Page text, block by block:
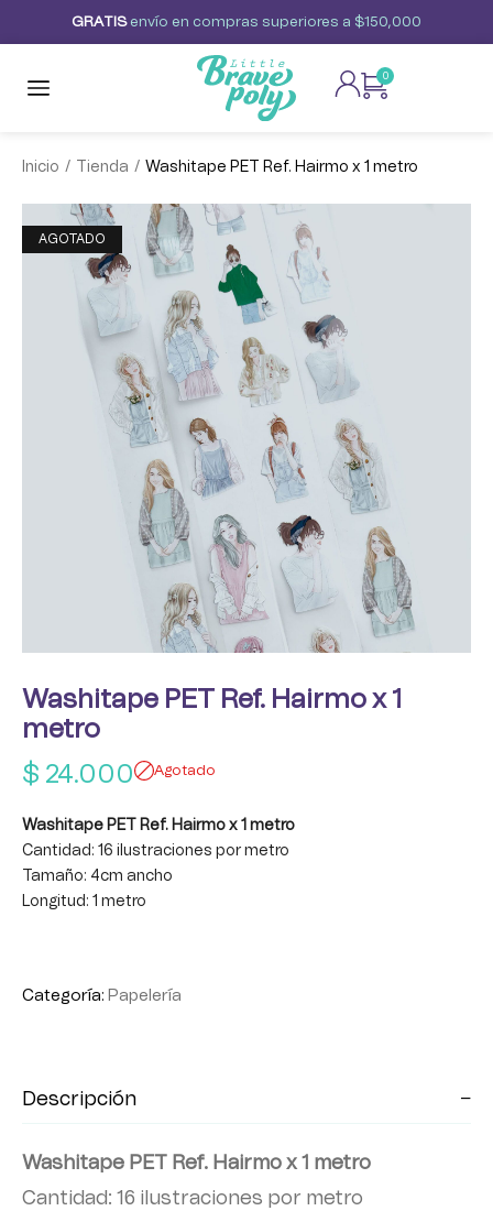
GRAT S envío en compras superiores a $150,000
0
Inicio / Tienda / Washitape PET Ref. Hairmo x 1 metro
AGOTADO
Washitape PET Ref. Hairmo x 1
metro
$ 24.000 Agotado
Washitape PET Ref. Hairmo x 1 metro
Cantidad: 16 ilustraciones por metro
Tamaño: 4cm ancho
Longitud: 1 metro
Categoría: Papelería
Descripción
Washitape PET Ref. Hairmo x 1 metro
Cantidad: 16 ilustraciones por metro